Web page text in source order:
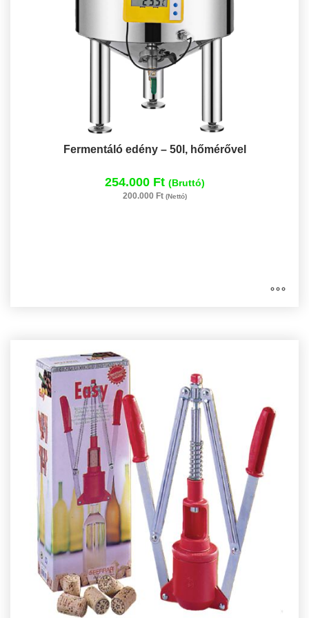
Fermentáló edény – 50l, hőmérővel
254.000 Ft (Bruttó)
200.000 Ft (Nettó)